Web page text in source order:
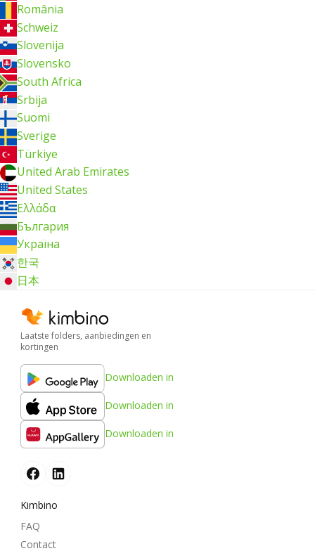
România
Schweiz
Slovenija
Slovensko
South Africa
Srbija
Suomi
Sverige
Türkiye
United Arab Emirates
United States
Ελλάδα
България
Україна
한국
日本
Laatste folders, aanbiedingen en
kortingen
Downloaden in
Downloaden in
Downloaden in
Kimbino
FAQ
Contact